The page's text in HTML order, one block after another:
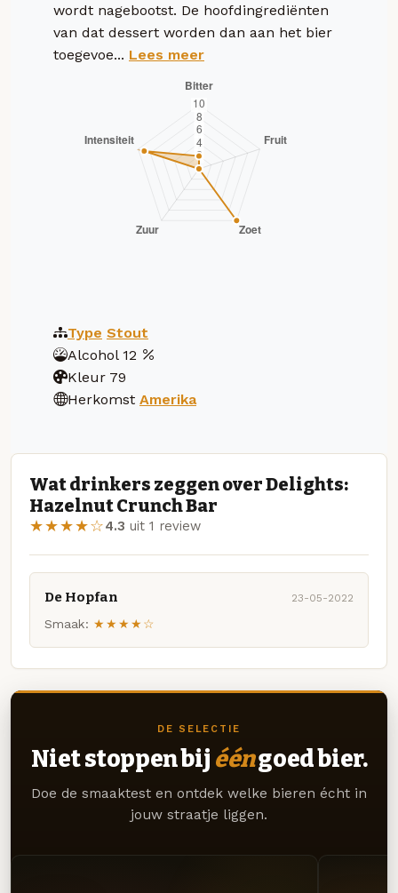
wordt nagebootst. De hoofdingrediënten
van dat dessert worden dan aan het bier
toegevoe... Lees meer
Type Stout
Alcohol 12
Kleur 79
Herkomst Amerika
Wat drinkers zeggen over Delights:
Hazelnut Crunch Bar
★★★★☆4.3 uit 1 review
De Hopfan 23-05-2022
Smaak: ★★★★☆
DE SELECTIE
Niet stoppen bij ééngoed bier.
Doe de smaaktest en ontdek welke bieren écht in
jouw straatje liggen.